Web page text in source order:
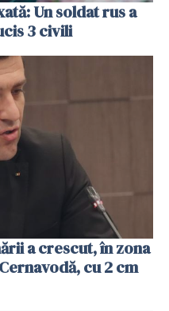
Un soldat rus a
3 civili
a crescut, în zona
cu 2 cm